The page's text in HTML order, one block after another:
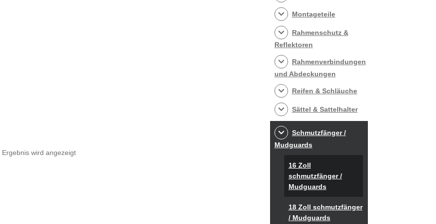
Ergebnis wird angezeigt
Montageteile
Rahmenschutz &
Reflektoren
Rahmenverbindungen
und Abdeckungen
Reifen & Schläuche
Sättel & Sattelhalter
Schmutzfänger /
Mudguards
16 Zoll
schmutzfänger /
Mudguards
18 Zoll schmutzfänger
/ Mudguards